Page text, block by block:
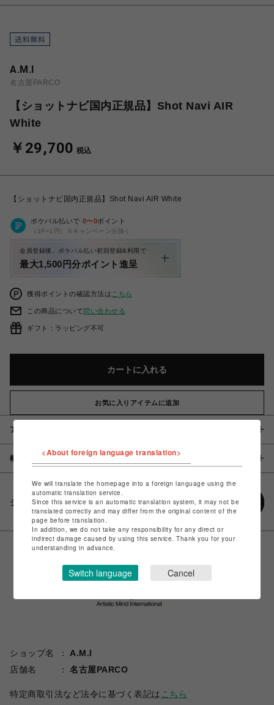
A.M.I
名古屋PARCO
【ショットナビ国内正規品】Shot Navi AIR
White
￥29,700 税込
【ショットナビ国内正規品】Shot Navi AIR White
ポケパル払いで 0〜0ポイント
（1P=1円）※キャンペーン分除く
会員登録後、ポケパル払い初回登録&利用で
最大1,500円分ポイント進呈
獲得ポイントの確認方法は こちら
この商品について問い合わせる
ギフト：ラッピング不可
カートに入れる
お気に入りアイテムに追加
アイテム説明 / 素材
概要
シェアする
ショップ名
A.M.I
店舗名
名古屋PARCO
特定商取引法など法令に基づく表記は こちら
<About foreign language translation>
We will translate the homepage into a foreign language using the
automatic translation service.
Since this service is an automatic translation system, it may not be
translated correctly and may differ from the original content of the
page before translation.
In addition, we do not take any responsibility for any direct or
indirect damage caused by using this service. Thank you for your
understanding in advance.
Switch language Cancel